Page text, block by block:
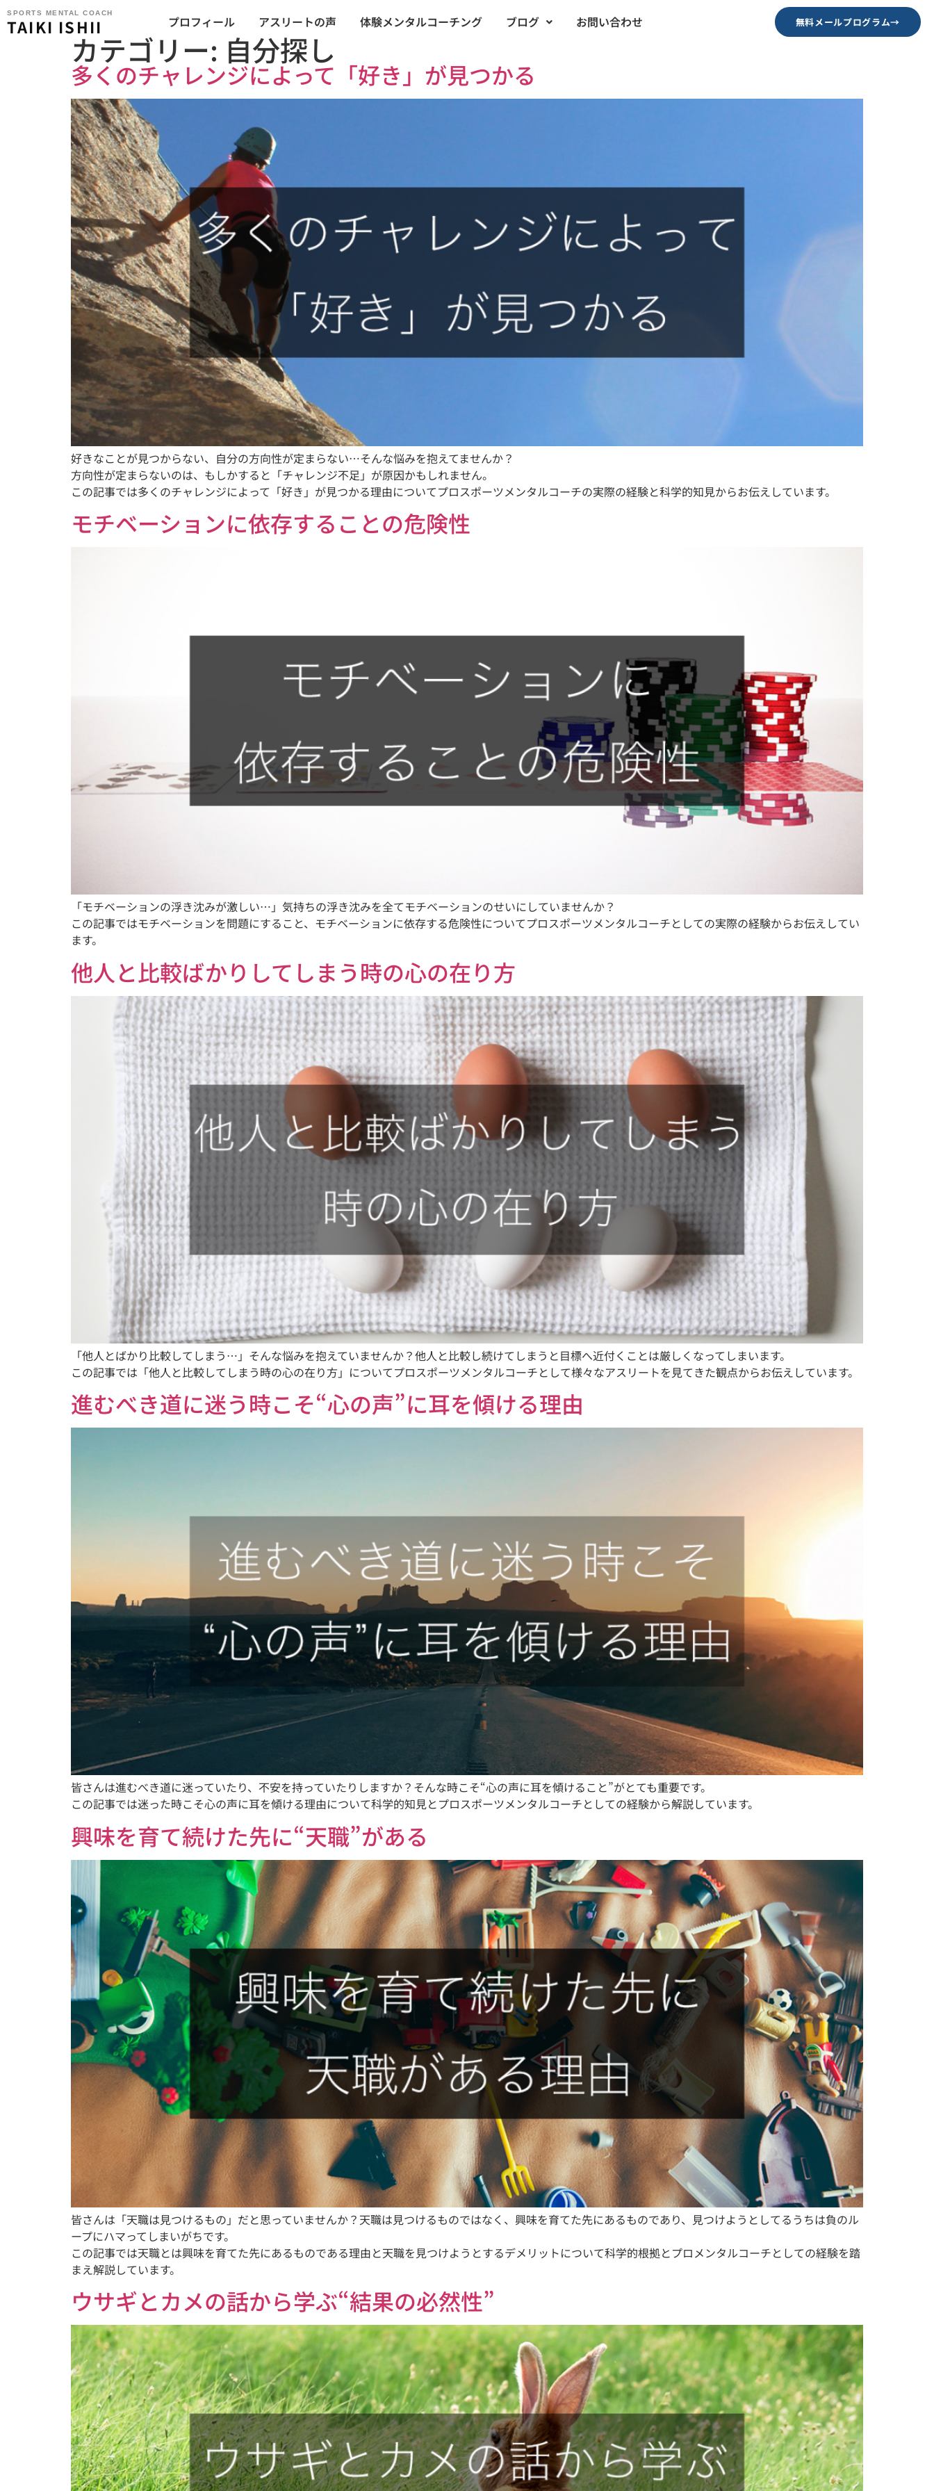
SPORTS MENTAL COACH
TAIKI ISHII プロフィール アスリートの声 体験メンタルコーチング ブログ お問い合わせ 無料メールプログラム→
カテゴリー: 自分探し
多くのチャレンジによって「好き」が見つかる
好きなことが見つからない、自分の方向性が定まらない…そんな悩みを抱えてませんか？
方向性が定まらないのは、もしかすると「チャレンジ不足」が原因かもしれません。
この記事では多くのチャレンジによって「好き」が見つかる理由についてプロスポーツメンタルコーチの実際の経験と科学的知見からお伝えしています。
モチベーションに依存することの危険性
「モチベーションの浮き沈みが激しい…」気持ちの浮き沈みを全てモチベーションのせいにしていませんか？
この記事ではモチベーションを問題にすること、モチベーションに依存する危険性についてプロスポーツメンタルコーチとしての実際の経験からお伝えしてい
ます。
他人と比較ばかりしてしまう時の心の在り方
「他人とばかり比較してしまう…」そんな悩みを抱えていませんか？他人と比較し続けてしまうと目標へ近付くことは厳しくなってしまいます。
この記事では「他人と比較してしまう時の心の在り方」についてプロスポーツメンタルコーチとして様々なアスリートを見てきた観点からお伝えしています。
進むべき道に迷う時こそ“心の声”に耳を傾ける理由
皆さんは進むべき道に迷っていたり、不安を持っていたりしますか？そんな時こそ“心の声に耳を傾けること”がとても重要です。
この記事では迷った時こそ心の声に耳を傾ける理由について科学的知見とプロスポーツメンタルコーチとしての経験から解説しています。
興味を育て続けた先に“天職”がある
皆さんは「天職は見つけるもの」だと思っていませんか？天職は見つけるものではなく、興味を育てた先にあるものであり、見つけようとしてるうちは負のル
ープにハマってしまいがちです。
この記事では天職とは興味を育てた先にあるものである理由と天職を見つけようとするデメリットについて科学的根拠とプロメンタルコーチとしての経験を踏
まえ解説しています。
ウサギとカメの話から学ぶ“結果の必然性”